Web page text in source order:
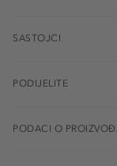
SASTOJCI
PODIJELITE
PODACI O